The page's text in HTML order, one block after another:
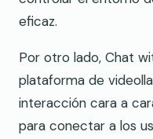
eficaz.
Por otro lado, Chat
plataforma de
interacción cara a
para conectar a los